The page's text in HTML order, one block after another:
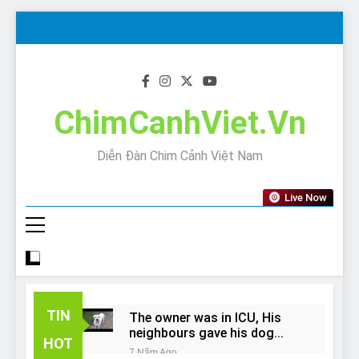
ChimCanhViet.Vn
Diễn Đàn Chim Cảnh Việt Nam
Live Now
TIN
HOT
The owner was in ICU, His
neighbours gave his dog
away!
7 Năm Ago